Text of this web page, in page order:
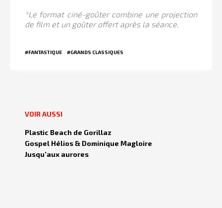
*Le format ciné-goûter combine une projection
de film et un goûter offert après la séance.
#FANTASTIQUE #GRANDS CLASSIQUES
VOIR AUSSI
Plastic Beach de Gorillaz
Gospel Hélios & Dominique Magloire
Jusqu’aux aurores